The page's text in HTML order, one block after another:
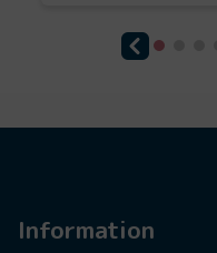
Information